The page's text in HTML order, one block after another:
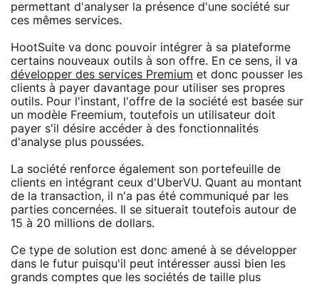
permettant d'analyser la présence d'une société sur
ces mêmes services.
HootSuite va donc pouvoir intégrer à sa plateforme
certains nouveaux outils à son offre. En ce sens, il va
développer des services Premium et donc pousser les
clients à payer davantage pour utiliser ses propres
outils. Pour l'instant, l'offre de la société est basée sur
un modèle Freemium, toutefois un utilisateur doit
payer s'il désire accéder à des fonctionnalités
d'analyse plus poussées.
La société renforce également son portefeuille de
clients en intégrant ceux d'UberVU. Quant au montant
de la transaction, il n'a pas été communiqué par les
parties concernées. Il se situerait toutefois autour de
15 à 20 millions de dollars.
Ce type de solution est donc amené à se développer
dans le futur puisqu'il peut intéresser aussi bien les
grands comptes que les sociétés de taille plus